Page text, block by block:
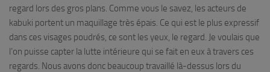
regard lors des gros plans. Comme vous le savez, les acteurs de
kabuki portent un maquillage très épais. Ce qui est le plus expressif
dans ces visages poudrés, ce sont les yeux, le regard. Je voulais que
l’on puisse capter la lutte intérieure qui se fait en eux à travers ces
regards. Nous avons donc beaucoup travaillé là-dessus lors du